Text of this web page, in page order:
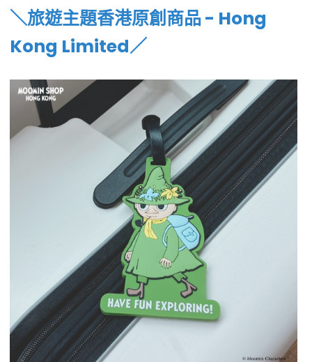
＼旅遊主題香港原創商品 - Hong
Kong Limited／